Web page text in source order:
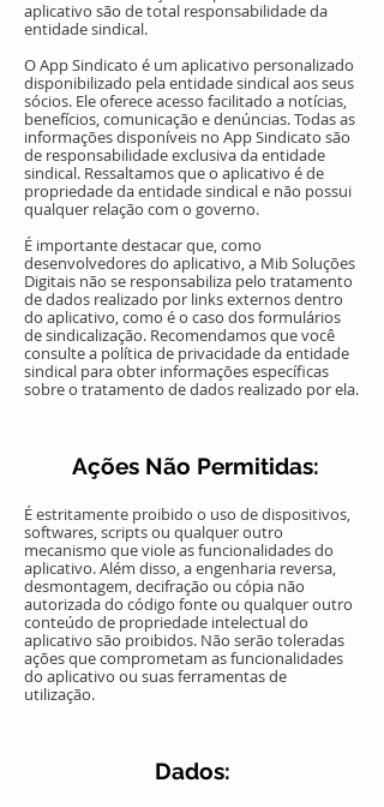
aplicativo são de total responsabilidade da
entidade sindical.
O App Sindicato é um aplicativo personalizado
disponibilizado pela entidade sindical aos seus
sócios. Ele oferece acesso facilitado a notícias,
benefícios, comunicação e denúncias. Todas as
informações disponíveis no App Sindicato são
de responsabilidade exclusiva da entidade
sindical. Ressaltamos que o aplicativo é de
propriedade da entidade sindical e não possui
qualquer relação com o governo.
É importante destacar que, como
desenvolvedores do aplicativo, a Mib Soluções
Digitais não se responsabiliza pelo tratamento
de dados realizado por links externos dentro
do aplicativo, como é o caso dos formulários
de sindicalização. Recomendamos que você
consulte a política de privacidade da entidade
sindical para obter informações específicas
sobre o tratamento de dados realizado por ela.
Ações Não Permitidas:
É estritamente proibido o uso de dispositivos,
softwares, scripts ou qualquer outro
mecanismo que viole as funcionalidades do
aplicativo. Além disso, a engenharia reversa,
desmontagem, decifração ou cópia não
autorizada do código fonte ou qualquer outro
conteúdo de propriedade intelectual do
aplicativo são proibidos. Não serão toleradas
ações que comprometam as funcionalidades
do aplicativo ou suas ferramentas de
utilização.
Dados: